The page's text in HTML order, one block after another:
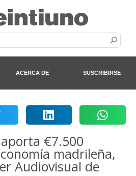
ACERCA DE SUSCRIBIRSE
€7.500
madrileña,
Audiovisual de